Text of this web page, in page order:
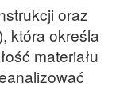
oraz
która określa
materiału